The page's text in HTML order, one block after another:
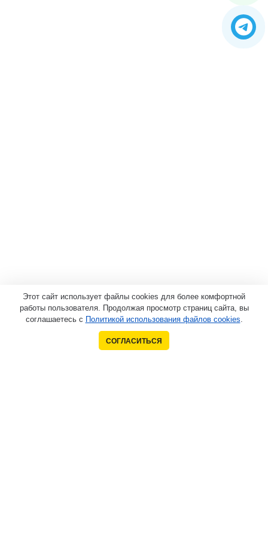
Этот сайт использует файлы cookies для более комфортной
работы пользователя. Продолжая просмотр страниц сайта, вы
соглашаетесь с Политикой использования файлов cookies.
СОГЛАСИТЬСЯ